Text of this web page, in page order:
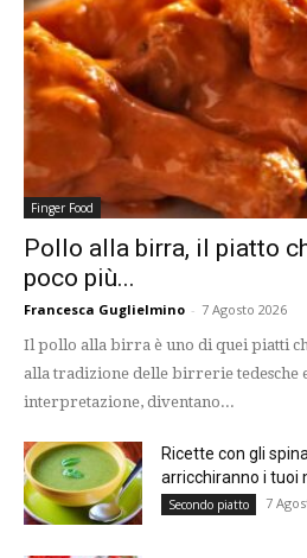
Finger Food
Pollo alla birra, il piatto
poco più...
Francesca Guglielmino - 7 Agosto 2026
Il pollo alla birra è uno di quei piatti
alla tradizione delle birrerie tedesche
interpretazione, diventano...
Ricette con gli
arricchiranno i tuoi
Secondo piatto 7